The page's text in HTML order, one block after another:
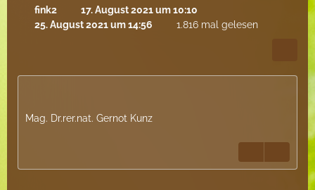
fink2
17. August 2021 um 10:10
25. August 2021 um 14:56
1.816 mal gelesen
Mag. Dr.rer.nat. Gernot Kunz